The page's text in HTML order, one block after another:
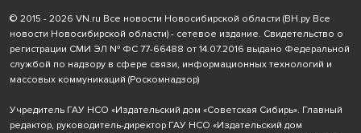
© 2015 - 2026 VN.ru Все новости Новосибирской области (ВН.ру Все
новости Новосибирской области) - сетевое издание. Свидетельство о
регистрации СМИ ЭЛ № ФС 77-66488 от 14.07.2016 выдано Федеральной
службой по надзору в сфере связи, информационных технологий и
массовых коммуникаций (Роскомнадзор)
Учредитель ГАУ НСО «Издательский дом «Советская Сибирь». Главный
редактор, руководитель-директор ГАУ НСО «Издательский дом